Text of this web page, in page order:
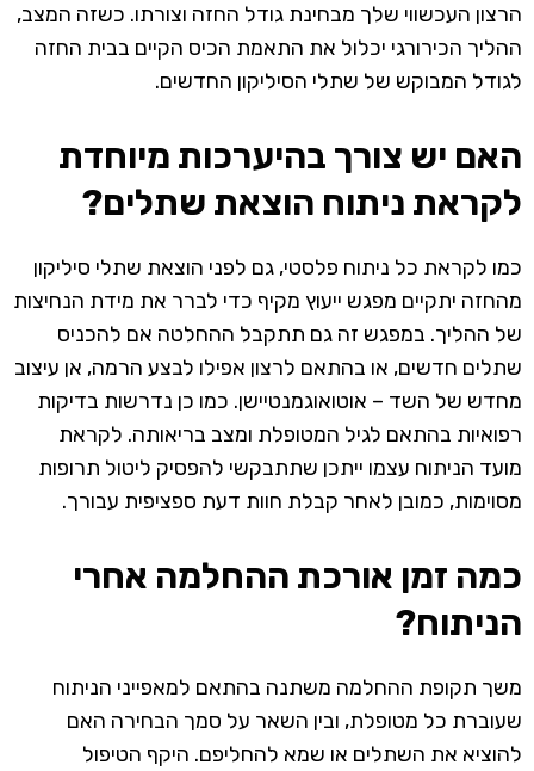
הרצון העכשווי שלך מבחינת גודל החזה וצורתו. כשזה המצב,
ההליך הכירורגי יכלול את התאמת הכיס הקיים בבית החזה
לגודל המבוקש של שתלי הסיליקון החדשים.
האם יש צורך בהיערכות מיוחדת
לקראת ניתוח הוצאת שתלים?
כמו לקראת כל ניתוח פלסטי, גם לפני הוצאת שתלי סיליקון
מהחזה יתקיים מפגש ייעוץ מקיף כדי לברר את מידת הנחיצות
של ההליך. במפגש זה גם תתקבל ההחלטה אם להכניס
שתלים חדשים, או בהתאם לרצון אפילו לבצע הרמה, אן עיצוב
מחדש של השד – אוטואוגמנטיישן. כמו כן נדרשות בדיקות
רפואיות בהתאם לגיל המטופלת ומצב בריאותה. לקראת
מועד הניתוח עצמו ייתכן שתתבקשי להפסיק ליטול תרופות
מסוימות, כמובן לאחר קבלת חוות דעת ספציפית עבורך.
כמה זמן אורכת ההחלמה אחרי
הניתוח?
משך תקופת ההחלמה משתנה בהתאם למאפייני הניתוח
שעוברת כל מטופלת, ובין השאר על סמך הבחירה האם
להוציא את השתלים או שמא להחליפם. היקף הטיפול